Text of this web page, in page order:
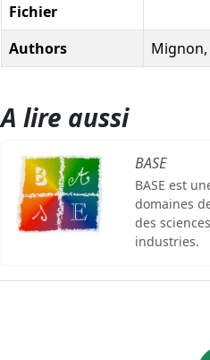
Fichier
Authors
Mignon,
A lire aussi
BASE
BASE est
domaines
des
industries.